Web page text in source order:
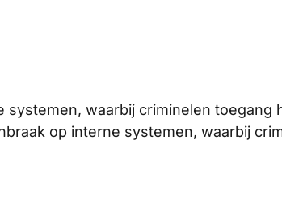
waarbij criminelen toegang
op interne systemen, waarbij